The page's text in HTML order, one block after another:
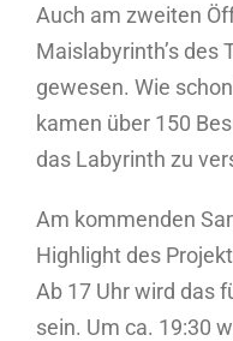
Auch am zweiten
Maislabyrinth’s des
gewesen. Wie
kamen über 150
das Labyrinth zu
Am kommenden
Highlight des
Ab 17 Uhr wird das
sein. Um ca. 19:30